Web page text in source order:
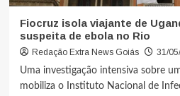
Fiocruz isola viajante de
suspeita de ebola no Rio
Redação Extra News Goiás
31/
Uma investigação intensiva sobre
mobiliza o Instituto Nacional de